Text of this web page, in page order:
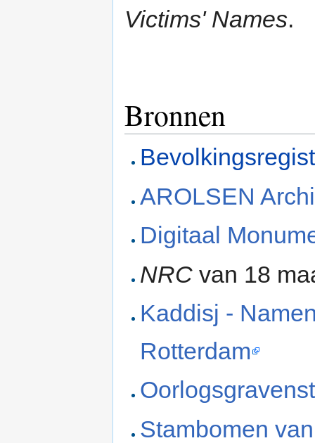
Victims' Names.
Bronnen
AROLSEN
Digitaal
NRC van 18
Kaddisj -
Rotterdam
Stambomen